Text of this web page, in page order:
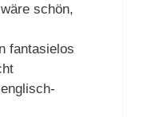
schön,
fantasielos